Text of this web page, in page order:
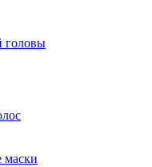
головы
маски